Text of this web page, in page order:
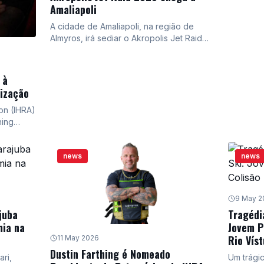
(IHRA)
no
da
drag
Amaliapoli
A cidade de Amaliapoli, na região de
Almyros, irá sediar o Akropolis Jet Raid
na
news
11 May 2026
Dustin Farthing é Nomeado
news
9 May
Jovem
Rio
Um